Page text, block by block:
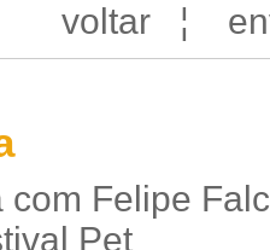
voltar¦
com Felipe
Pet